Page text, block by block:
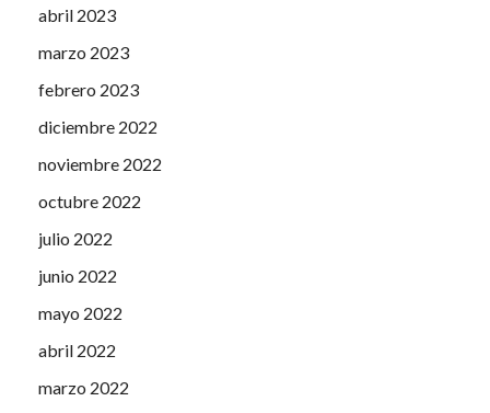
abril 2023
marzo 2023
febrero 2023
diciembre 2022
noviembre 2022
octubre 2022
julio 2022
junio 2022
mayo 2022
abril 2022
marzo 2022